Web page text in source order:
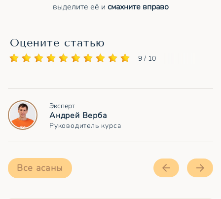
выделите её и смахните вправо
Оцените статью
9 / 10
Эксперт
Андрей Верба
Руководитель курса
Все асаны